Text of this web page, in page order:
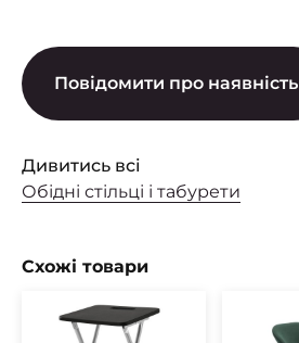
Повідомити про наявність
Дивитись всі
Обідні стільці і табурети
Схожі товари